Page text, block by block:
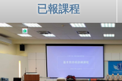
已報課程